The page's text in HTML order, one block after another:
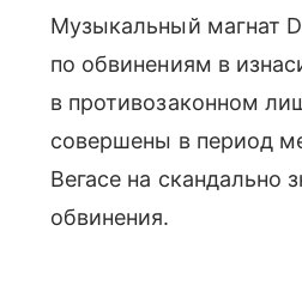
Музыкальный магнат
по обвинениям в
в противозаконном
совершены в период
Вегасе на скандально
обвинения.